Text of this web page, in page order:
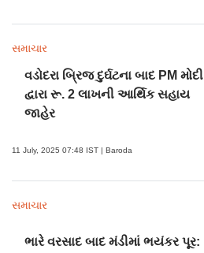
સમાચાર
વડોદરા બ્રિજ દુર્ઘટના બાદ PM મોદી
દ્વારા રૂ. 2 લાખની આર્થિક સહાય
જાહેર
11 July, 2025 07:48 IST | Baroda
સમાચાર
ભારે વરસાદ બાદ મંડીમાં ભયંકર પૂર: